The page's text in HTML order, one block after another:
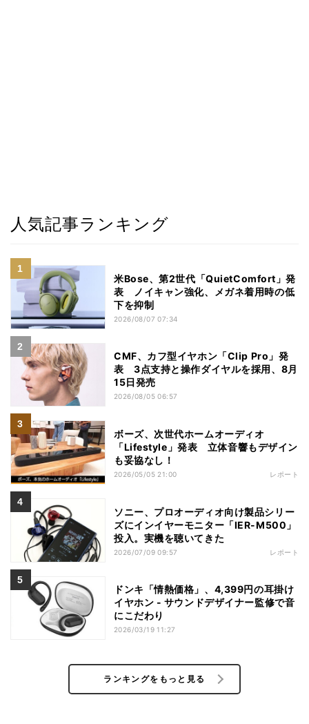
人気記事ランキング
米Bose、第2世代「QuietComfort」発
表 ノイキャン強化、メガネ着用時の低
下を抑制
2026/08/07 07:34
CMF、カフ型イヤホン「Clip Pro」発
表 3点支持と操作ダイヤルを採用、8月
15日発売
2026/08/05 06:57
ボーズ、次世代ホームオーディオ
「Lifestyle」発表 立体音響もデザイン
も妥協なし！
2026/05/05 21:00 レポート
ソニー、プロオーディオ向け製品シリー
ズにインイヤーモニター「IER-M500」
投入。実機を聴いてきた
2026/07/09 09:57 レポート
ドンキ「情熱価格」、4,399円の耳掛け
イヤホン - サウンドデザイナー監修で音
にこだわり
2026/03/19 11:27
ランキングをもっと見る